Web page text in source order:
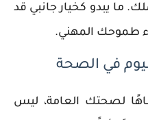
ما يبدو كخيار جانبي قد
طموحك المهني.
في الصحة
لصحتك العامة، ليس